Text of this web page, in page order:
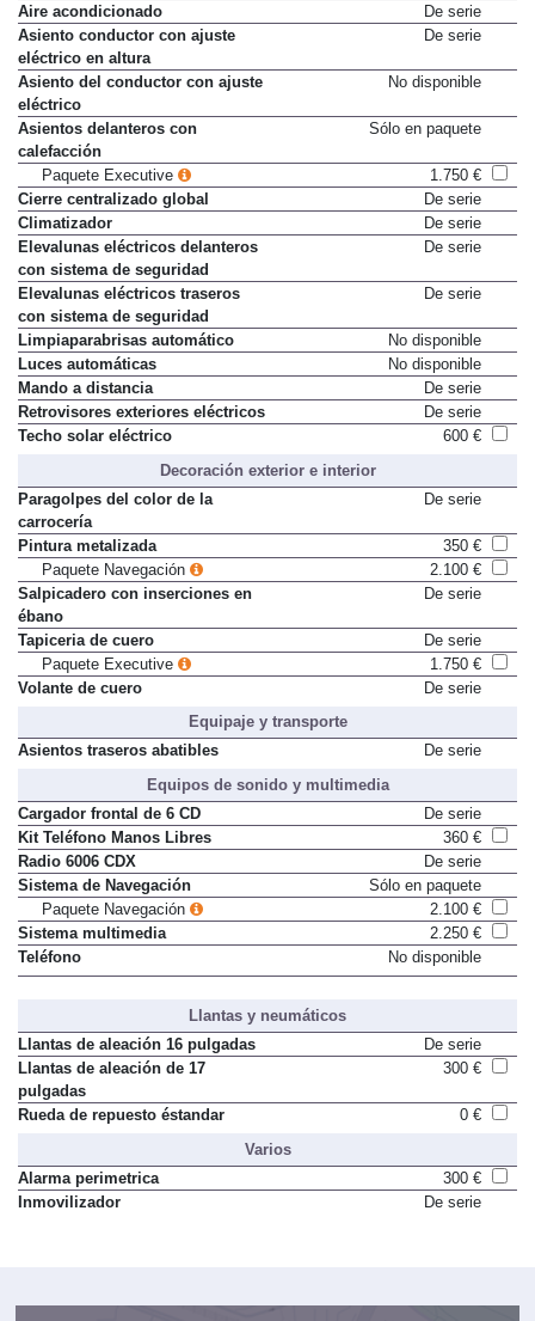
Aire acondicionado
De serie
Asiento conductor con ajuste
eléctrico en altura
De serie
Asiento del conductor con ajuste
eléctrico
No disponible
Asientos delanteros con
calefacción
Sólo en paquete
Paquete Executive
1.750 €
Cierre centralizado global
De serie
Climatizador
De serie
Elevalunas eléctricos delanteros
con sistema de seguridad
De serie
Elevalunas eléctricos traseros
con sistema de seguridad
De serie
Limpiaparabrisas automático
No disponible
Luces automáticas
No disponible
Mando a distancia
De serie
Retrovisores exteriores eléctricos
De serie
Techo solar eléctrico
600 €
Decoración exterior e interior
Paragolpes del color de la
carrocería
De serie
Pintura metalizada
350 €
Paquete Navegación
2.100 €
Salpicadero con inserciones en
ébano
De serie
Tapiceria de cuero
De serie
Paquete Executive
1.750 €
Volante de cuero
De serie
Equipaje y transporte
Asientos traseros abatibles
De serie
Equipos de sonido y multimedia
Cargador frontal de 6 CD
De serie
Kit Teléfono Manos Libres
360 €
Radio 6006 CDX
De serie
Sistema de Navegación
Sólo en paquete
Paquete Navegación
2.100 €
Sistema multimedia
2.250 €
Teléfono
No disponible
Llantas y neumáticos
Llantas de aleación 16 pulgadas
De serie
Llantas de aleación de 17
pulgadas
300 €
Rueda de repuesto éstandar
0 €
Varios
Alarma perimetrica
300 €
Inmovilizador
De serie